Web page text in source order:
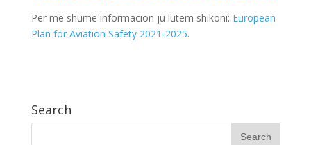
Për më shumë informacion ju lutem shikoni: European
Plan for Aviation Safety 2021-2025.
Search